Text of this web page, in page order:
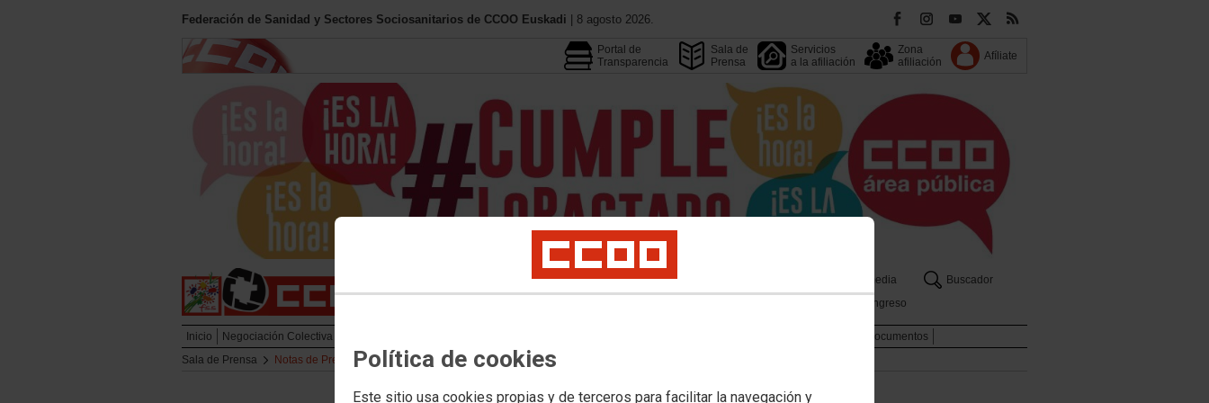
Política de cookies
Este sitio usa cookies propias y de terceros para facilitar la navegación y
Federación de Sanidad y Sectores Sociosanitarios de CCOO Euskadi | 8 agosto 2026.
Portal de
Transparencia
Sala de
Prensa
Servicios
a la afiliación
Zona
afiliación
Afíliate
Conoce CCOO Multimedia
Buscador
13 Congreso
Inicio Negociación Colectiva
Publicaciones y Documentos
Sala de Prensa
Notas de Prensa